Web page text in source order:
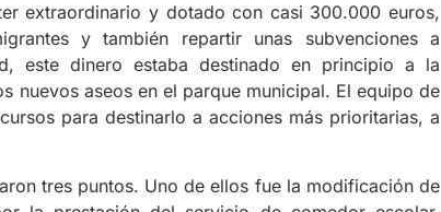
extraordinario y dotado con casi 300.000 euros,
y también repartir unas subvenciones a
este dinero estaba destinado en principio a la
nuevos aseos en el parque municipal. El equipo de
para destinarlo a acciones más prioritarias, a
tres puntos. Uno de ellos fue la modificación de